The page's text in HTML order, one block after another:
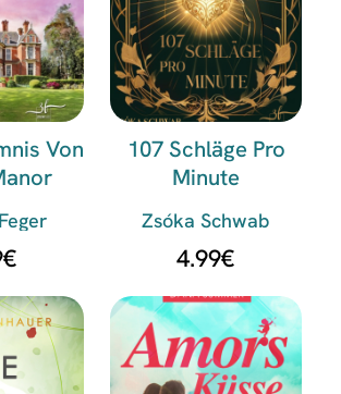
Von
€
107 Schläge Pro
Minute
Zsóka Schwab
4.99€